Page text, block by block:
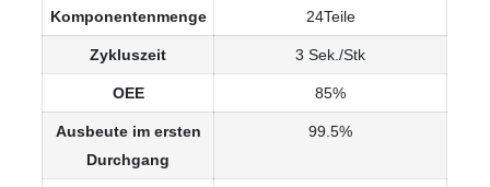
Komponentenmenge 24Teile
Zykluszeit 3 Sek./Stk
OEE 85%
Ausbeute im ersten
Durchgang
99.5%